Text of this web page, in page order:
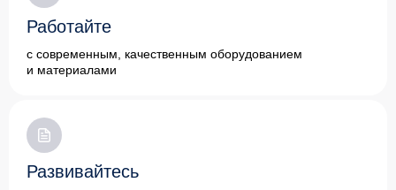
Работайте
с современным, качественным оборудованием
и материалами
Развивайтесь